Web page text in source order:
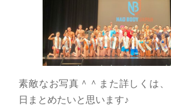
素敵なお写真＾＾また詳しくは
日まとめたいと思います♪